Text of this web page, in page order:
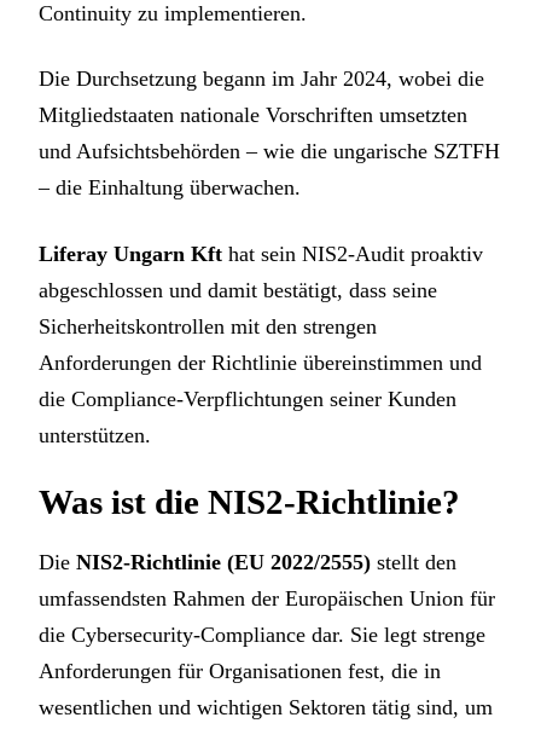
Continuity zu implementieren.
Die Durchsetzung begann im Jahr 2024, wobei die
Mitgliedstaaten nationale Vorschriften umsetzten
und Aufsichtsbehörden – wie die ungarische SZTFH
– die Einhaltung überwachen.
Liferay Ungarn Kft hat sein NIS2-Audit proaktiv
abgeschlossen und damit bestätigt, dass seine
Sicherheitskontrollen mit den strengen
Anforderungen der Richtlinie übereinstimmen und
die Compliance-Verpflichtungen seiner Kunden
unterstützen.
Was ist die NIS2-Richtlinie?
Die NIS2-Richtlinie (EU 2022/2555) stellt den
umfassendsten Rahmen der Europäischen Union für
die Cybersecurity-Compliance dar. Sie legt strenge
Anforderungen für Organisationen fest, die in
wesentlichen und wichtigen Sektoren tätig sind, um